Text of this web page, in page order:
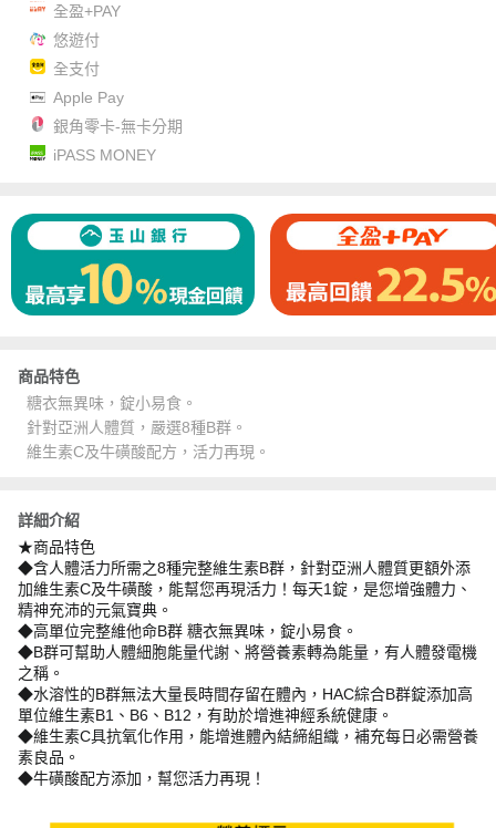
全盈+PAY
悠遊付
全支付
Apple Pay
銀角零卡-無卡分期
iPASS MONEY
商品特色
糖衣無異味，錠小易食。
針對亞洲人體質，嚴選8種B群。
維生素C及牛磺酸配方，活力再現。
詳細介紹
★商品特色
◆含人體活力所需之8種完整維生素B群，針對亞洲人體質更額外添
加維生素C及牛磺酸，能幫您再現活力！每天1錠，是您增強體力、
精神充沛的元氣寶典。
◆高單位完整維他命B群 糖衣無異味，錠小易食。
◆B群可幫助人體細胞能量代謝、將營養素轉為能量，有人體發電機
之稱。
◆水溶性的B群無法大量長時間存留在體內，HAC綜合B群錠添加高
單位維生素B1、B6、B12，有助於增進神經系統健康。
◆維生素C具抗氧化作用，能增進體內結締組織，補充每日必需營養
素良品。
◆牛磺酸配方添加，幫您活力再現！